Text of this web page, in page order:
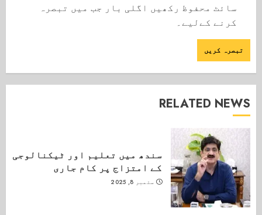
سائٹ محفوظ رکھیں اگلی بار جب میں تبصرہ
کرنے کےلیے۔
RELATED NEWS
سندھ میں تعلیم اور ٹیکنالوجی
کے امتزاج پر کام جاری
ستمبر 8, 2025